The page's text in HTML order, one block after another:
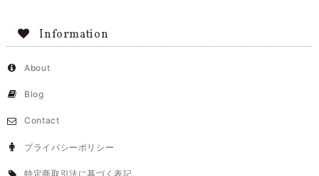
Information
About
Blog
Contact
プライバシーポリシー